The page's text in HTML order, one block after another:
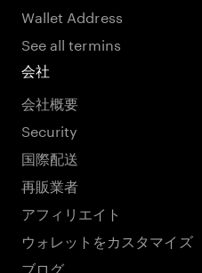
Wallet Address
See all termins
会社
会社概要
Security
国際配送
再販業者
アフィリエイト
ウォレットをカスタマイズ
ブログ